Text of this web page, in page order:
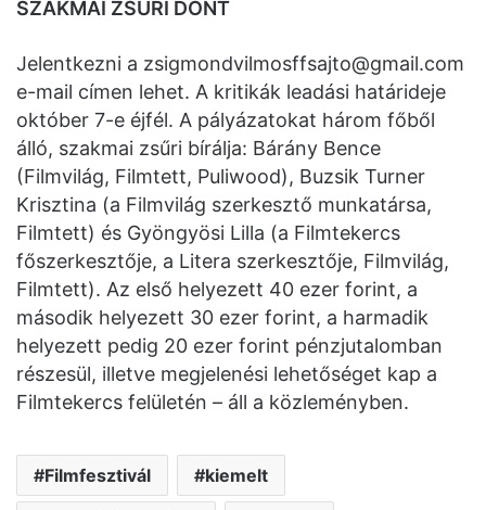
SZAKMAI ZSŰRI DÖNT
Jelentkezni a zsigmondvilmosffsajto@gmail.com
e-mail címen lehet. A kritikák leadási határideje
október 7-e éjfél. A pályázatokat három főből
álló, szakmai zsűri bírálja: Bárány Bence
(Filmvilág, Filmtett, Puliwood), Buzsik Turner
Krisztina (a Filmvilág szerkesztő munkatársa,
Filmtett) és Gyöngyösi Lilla (a Filmtekercs
főszerkesztője, a Litera szerkesztője, Filmvilág,
Filmtett). Az első helyezett 40 ezer forint, a
második helyezett 30 ezer forint, a harmadik
helyezett pedig 20 ezer forint pénzjutalomban
részesül, illetve megjelenési lehetőséget kap a
Filmtekercs felületén – áll a közleményben.
Filmfesztivál kiemelt